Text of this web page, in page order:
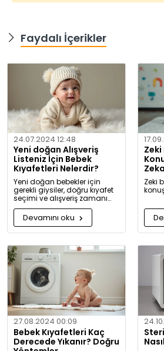
Faydalı İçerikler
24.07.2024 12:48
Yeni doğan Alışveriş
Listeniz İçin Bebek
Kıyafetleri Nelerdir?
Yeni doğan bebekler için
gerekli giysiler, doğru kıyafet
seçimi ve alışveriş zamanı
hakkında kapsamlı bilgiler ve
tavsiyeler.
Devamını oku
Zeki
27.08.2024 00:09
Bebek Kıyafetleri Kaç
Derecede Yıkanır? Doğru